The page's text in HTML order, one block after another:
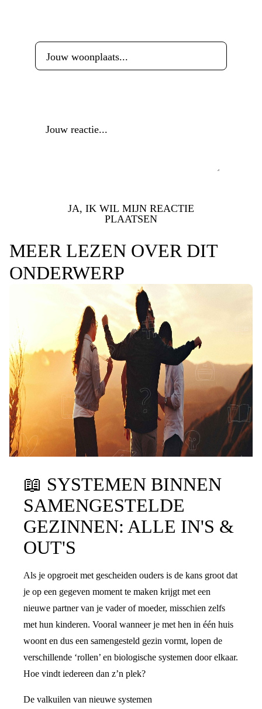
JA, IK WIL MIJN REACTIE
PLAATSEN
MEER LEZEN OVER DIT
ONDERWERP
📖 SYSTEMEN BINNEN
SAMENGESTELDE
GEZINNEN: ALLE IN'S &
OUT'S
Als je opgroeit met gescheiden ouders is de kans groot dat
je op een gegeven moment te maken krijgt met een
nieuwe partner van je vader of moeder, misschien zelfs
met hun kinderen. Vooral wanneer je met hen in één huis
woont en dus een samengesteld gezin vormt, lopen de
verschillende ‘rollen’ en biologische systemen door elkaar.
Hoe vindt iedereen dan z’n plek?
De valkuilen van nieuwe systemen